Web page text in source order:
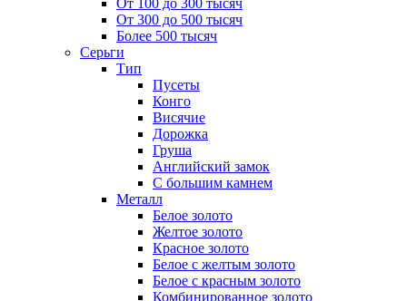
От 100 до 300 тысяч
От 300 до 500 тысяч
Более 500 тысяч
Серьги
Тип
Пусеты
Конго
Висячие
Дорожка
Груша
Английский замок
С большим камнем
Металл
Белое золото
Желтое золото
Красное золото
Белое с желтым золото
Белое с красным золото
Комбинированное золото